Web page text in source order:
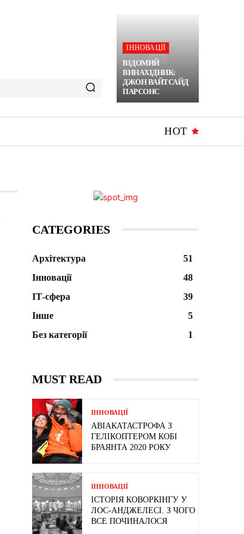
ІННОВАЦІЇ
ВІДОМИЙ
ВИНАХІДНИК:
ДЖОН ВАЙТСАЙД
ПАРСОНС
HOT
CATEGORIES
Архітектура
51
Інновації
48
ІТ-сфера
39
Інше
5
Без категорії
1
MUST READ
ІННОВАЦІЇ
АВІАКАТАСТРОФА З
ГЕЛІКОПТЕРОМ КОБІ
БРАЯНТА 2020 РОКУ
ІННОВАЦІЇ
ІСТОРІЯ КОВОРКІНГУ У
ЛОС-АНДЖЕЛЕСІ. З ЧОГО
ВСЕ ПОЧИНАЛОСЯ